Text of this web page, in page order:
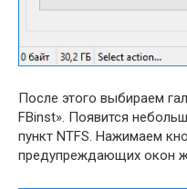
После этого выбираем
FBinst». Появится
пункт NTFS. Нажимаем
предупреждающих окон